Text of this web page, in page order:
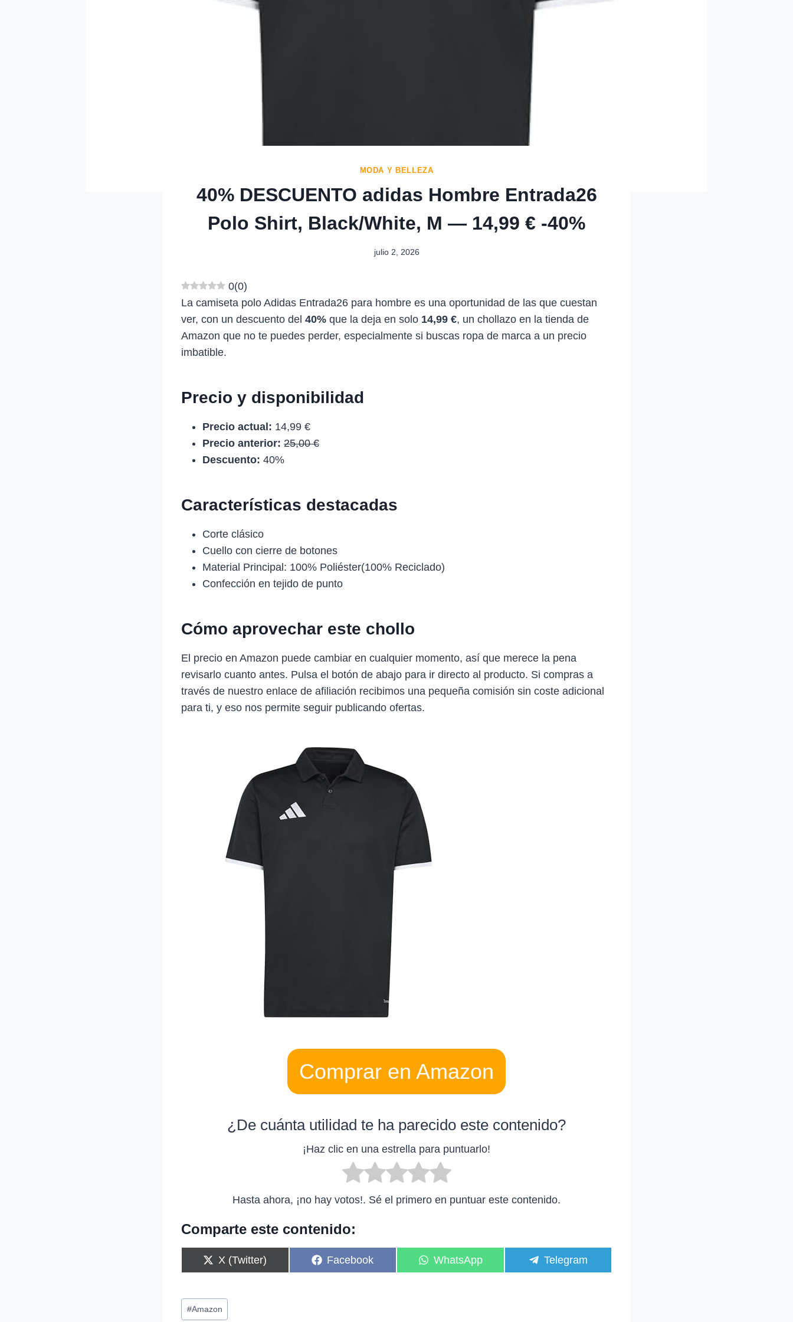
MODA Y BELLEZA
40% DESCUENTO adidas Hombre Entrada26
Polo Shirt, Black/White, M — 14,99 € -40%
julio 2, 2026
0(0)
La camiseta polo Adidas Entrada26 para hombre es una oportunidad de las que cuestan
ver, con un descuento del 40% que la deja en solo 14,99 €, un chollazo en la tienda de
Amazon que no te puedes perder, especialmente si buscas ropa de marca a un precio
imbatible.
Precio y disponibilidad
Precio actual: 14,99 €
Precio anterior: 25,00 €
Descuento: 40%
Características destacadas
Corte clásico
Cuello con cierre de botones
Material Principal: 100% Poliéster(100% Reciclado)
Confección en tejido de punto
Cómo aprovechar este chollo
El precio en Amazon puede cambiar en cualquier momento, así que merece la pena
revisarlo cuanto antes. Pulsa el botón de abajo para ir directo al producto. Si compras a
través de nuestro enlace de afiliación recibimos una pequeña comisión sin coste adicional
para ti, y eso nos permite seguir publicando ofertas.
Comprar en Amazon
¿De cuánta utilidad te ha parecido este contenido?
¡Haz clic en una estrella para puntuarlo!
Hasta ahora, ¡no hay votos!. Sé el primero en puntuar este contenido.
Comparte este contenido:
C
o
a
r
X (Twitter)
C
o
Facebook
C
o
WhatsApp
C
o
Telegram
Etiquetas
de
#Amazon